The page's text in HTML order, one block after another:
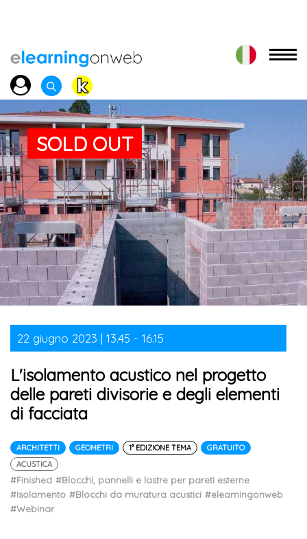
SOLD OUT
22 giugno 2023 | 13.45 - 16.15
L'isolamento acustico nel progetto
delle pareti divisorie e degli elementi
di facciata
ARCHITETTI GEOMETRI 1° EDIZIONE TEMA
GRATUITO
ACUSTICA
#Finished #Blocchi, pannelli e lastre per pareti esterne
#Isolamento #Blocchi da muratura acustici #elearningonweb
#Webinar